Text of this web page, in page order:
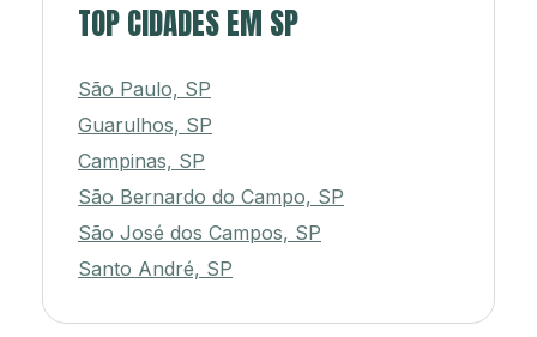
TOP CIDADES EM SP
São Paulo, SP
Guarulhos, SP
Campinas, SP
São Bernardo do Campo, SP
São José dos Campos, SP
Santo André, SP